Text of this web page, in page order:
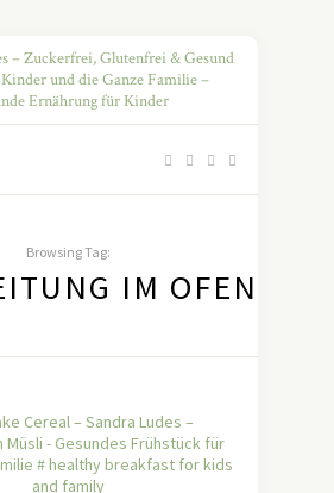
Browsing Tag:
IM OFEN